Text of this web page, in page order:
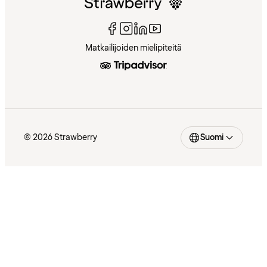
Matkailijoiden mielipiteitä
© 2026 Strawberry Suomi